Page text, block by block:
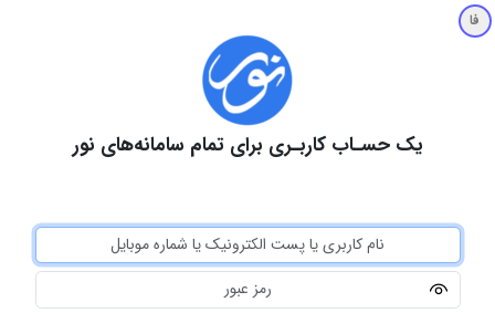
فا
یک حسـاب کاربـری برای تمام سامانه‌های نور